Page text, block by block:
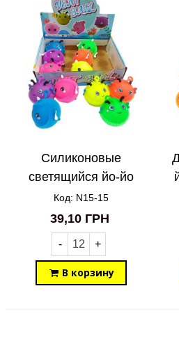
Силиконовые
светящийся йо-йо
Сказочные животные
N15-15
Код: N15-15
39,10 ГРН
- +
В корзину